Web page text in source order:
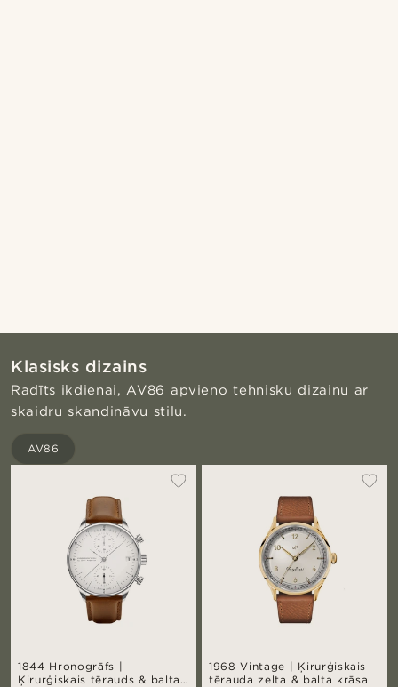
Klasisks dizains
Radīts ikdienai, AV86 apvieno tehnisku dizainu ar
skaidru skandināvu stilu.
AV86
1844 Hronogrāfs |
Ķirurģiskais tērauds & balta
1968 Vintage | Ķirurģiskais
tērauda zelta & balta krāsa